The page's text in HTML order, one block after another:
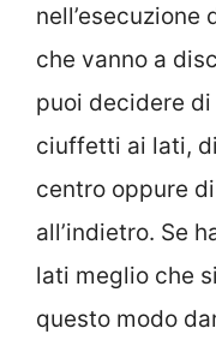
che vanno a
puoi decidere
ciuffetti ai lati,
centro oppure
all’indietro. Se
lati meglio che
questo modo